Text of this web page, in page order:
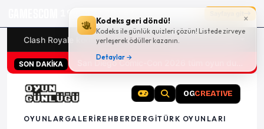
×
Kodeks geri döndü!
Kodeks ile günlük quizleri çözün! Listede zirveye
yerleşerek ödüller kazanın.
Detaylar →
19g 17:20:42
Clash Royale kodları Türk oyunları (PC ve konsollar) -
SON DAKİKA
OGCREATIVE
OYUNLAR GALERI REHBER DERGITÜRK OYUNLARI